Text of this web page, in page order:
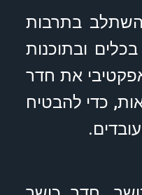
בתרבות
ובתוכנות
את חדר
כדי להבטיח